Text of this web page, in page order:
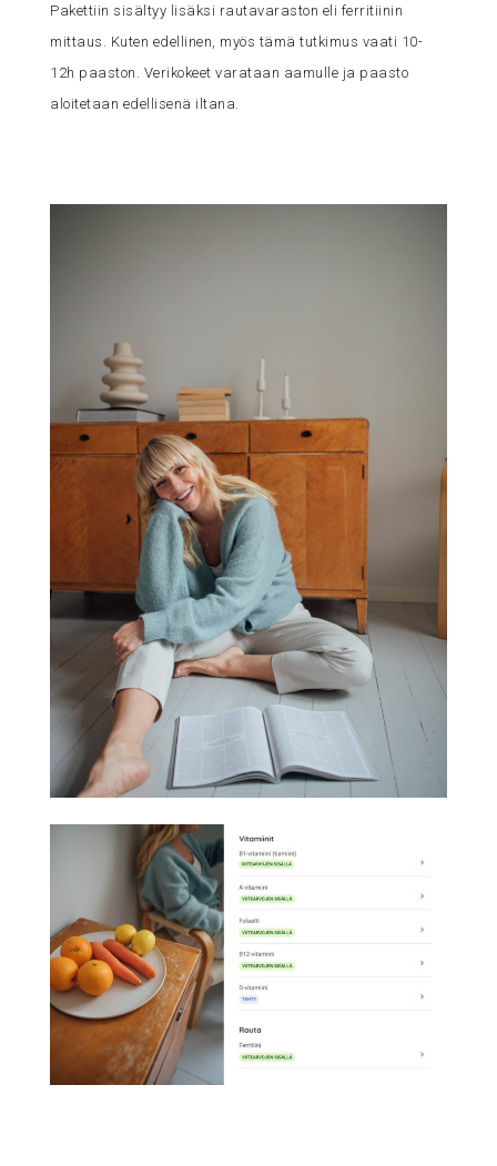
Pakettiin sisältyy lisäksi rautavaraston eli ferritiinin
mittaus. Kuten edellinen, myös tämä tutkimus vaati 10-
12h paaston. Verikokeet varataan aamulle ja paasto
aloitetaan edellisenä iltana.